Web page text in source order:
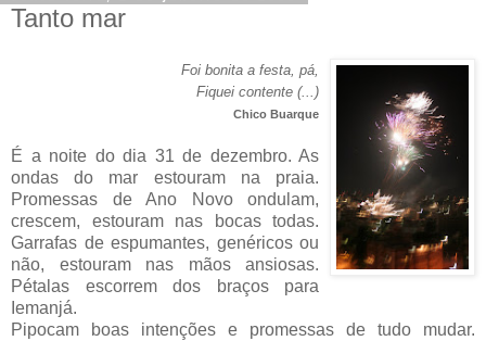
Tanto mar
Foi bonita a festa, pá,
Fiquei contente (...)
Chico Buarque
É a noite do dia 31 de dezembro. As
ondas do mar estouram na praia.
Promessas de Ano Novo ondulam,
crescem, estouram nas bocas todas.
Garrafas de espumantes, genéricos ou
não, estouram nas mãos ansiosas.
Pétalas escorrem dos braços para
Iemanjá.
Pipocam boas intenções e promessas de tudo mudar.